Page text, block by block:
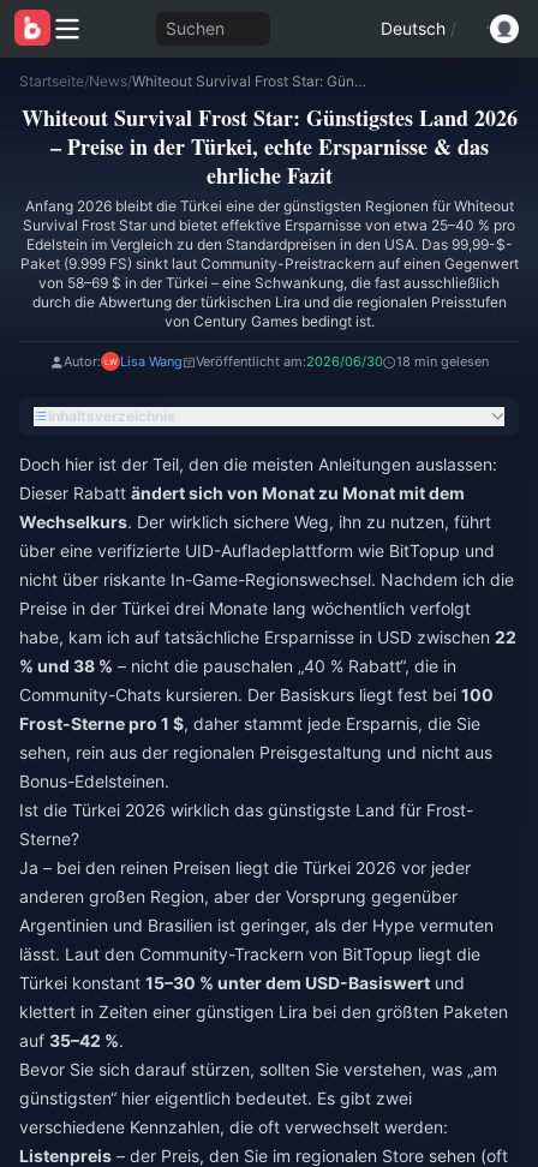
Suchen Deutsch /
Startseite/News/ Whiteout Survival Frost Star: Günstigstes Land 2026 – Preise in der Türkei, echte Ersparnisse & das ehrliche Fazit
Whiteout Survival Frost Star: Günstigstes Land 2026
– Preise in der Türkei, echte Ersparnisse & das
ehrliche Fazit
Anfang 2026 bleibt die Türkei eine der günstigsten Regionen für Whiteout
Survival Frost Star und bietet effektive Ersparnisse von etwa 25–40 % pro
Edelstein im Vergleich zu den Standardpreisen in den USA. Das 99,99-$-
Paket (9.999 FS) sinkt laut Community-Preistrackern auf einen Gegenwert
von 58–69 $ in der Türkei – eine Schwankung, die fast ausschließlich
durch die Abwertung der türkischen Lira und die regionalen Preisstufen
von Century Games bedingt ist.
Autor: Lisa Wang Veröffentlicht am:2026/06/30 18 min gelesen
Inhaltsverzeichnis
Doch hier ist der Teil, den die meisten Anleitungen auslassen:
Dieser Rabatt ändert sich von Monat zu Monat mit dem
Wechselkurs. Der wirklich sichere Weg, ihn zu nutzen, führt
über eine verifizierte UID-Aufladeplattform wie BitTopup und
nicht über riskante In-Game-Regionswechsel. Nachdem ich die
Preise in der Türkei drei Monate lang wöchentlich verfolgt
habe, kam ich auf tatsächliche Ersparnisse in USD zwischen 22
% und 38 % – nicht die pauschalen „40 % Rabatt“, die in
Community-Chats kursieren. Der Basiskurs liegt fest bei 100
Frost-Sterne pro 1 $, daher stammt jede Ersparnis, die Sie
sehen, rein aus der regionalen Preisgestaltung und nicht aus
Bonus-Edelsteinen.
Ist die Türkei 2026 wirklich das günstigste Land für Frost-
Sterne?
Ja – bei den reinen Preisen liegt die Türkei 2026 vor jeder
anderen großen Region, aber der Vorsprung gegenüber
Argentinien und Brasilien ist geringer, als der Hype vermuten
lässt. Laut den Community-Trackern von BitTopup liegt die
Türkei konstant 15–30 % unter dem USD-Basiswert und
klettert in Zeiten einer günstigen Lira bei den größten Paketen
auf 35–42 %.
Bevor Sie sich darauf stürzen, sollten Sie verstehen, was „am
günstigsten“ hier eigentlich bedeutet. Es gibt zwei
verschiedene Kennzahlen, die oft verwechselt werden:
Listenpreis – der Preis, den Sie im regionalen Store sehen (oft